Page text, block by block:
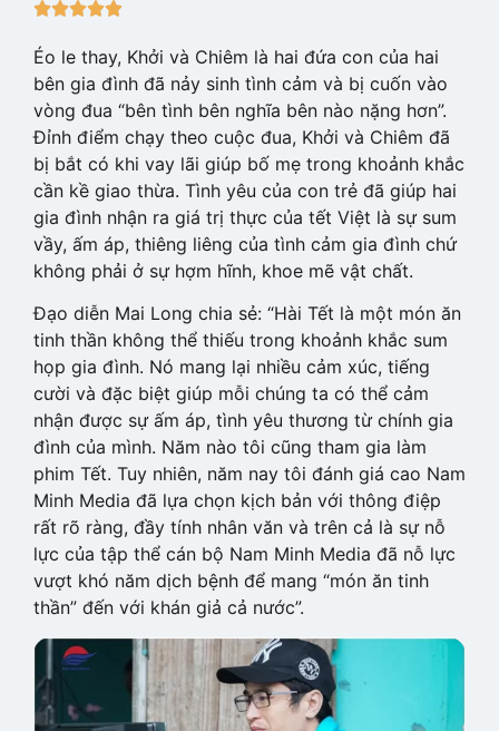

Éo le thay, Khởi và Chiêm là hai đứa con của hai
bên gia đình đã nảy sinh tình cảm và bị cuốn vào
vòng đua “bên tình bên nghĩa bên nào nặng hơn”.
Đỉnh điểm chạy theo cuộc đua, Khởi và Chiêm đã
bị bắt có khi vay lãi giúp bố mẹ trong khoảnh khắc
cần kề giao thừa. Tình yêu của con trẻ đã giúp hai
gia đình nhận ra giá trị thực của tết Việt là sự sum
vầy, ấm áp, thiêng liêng của tình cảm gia đình chứ
không phải ở sự hợm hĩnh, khoe mẽ vật chất.
Đạo diễn Mai Long chia sẻ: “Hài Tết là một món ăn
tinh thần không thể thiếu trong khoảnh khắc sum
họp gia đình. Nó mang lại nhiều cảm xúc, tiếng
cười và đặc biệt giúp mỗi chúng ta có thể cảm
nhận được sự ấm áp, tình yêu thương từ chính gia
đình của mình. Năm nào tôi cũng tham gia làm
phim Tết. Tuy nhiên, năm nay tôi đánh giá cao Nam
Minh Media đã lựa chọn kịch bản với thông điệp
rất rõ ràng, đầy tính nhân văn và trên cả là sự nỗ
lực của tập thể cán bộ Nam Minh Media đã nỗ lực
vượt khó năm dịch bệnh để mang “món ăn tinh
thần” đến với khán giả cả nước”.